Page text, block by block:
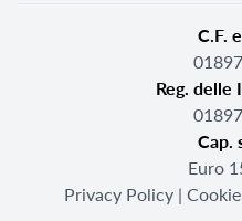
C.F.
Reg. delle
Cap.
Euro
Privacy Policy |